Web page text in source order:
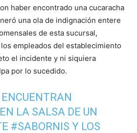
haber encontrado una cucaracha
una ola de indignación entere
de esta sucursal,
empleados del establecimiento
el incidente y ni siquiera
por lo sucedido.
LA SALSA DE UN
#SABORNIS Y LOS